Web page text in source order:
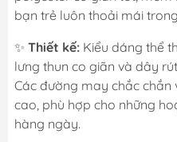
bạn trẻ luôn thoải mái
✨ Thiết kế: Kiểu dáng thể
lưng thun co giãn và dây
Các đường may chắc
cao, phù hợp cho những
hàng ngày.